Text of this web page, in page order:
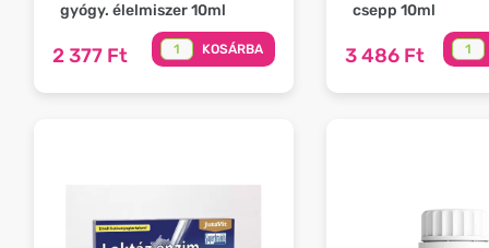
gyógy. élelmiszer 10ml
2 377 Ft KOSÁRBA
csepp 10ml
3 486 Ft